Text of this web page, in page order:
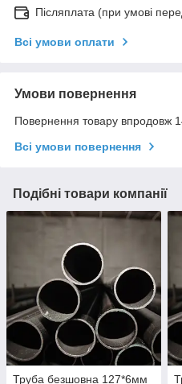
Післяплата (при умові
Всі умови оплати
Умови повернення
Повернення товару впродовж
Всі умови повернення
Подібні товари компанії
Труба безшовна 127*6мм